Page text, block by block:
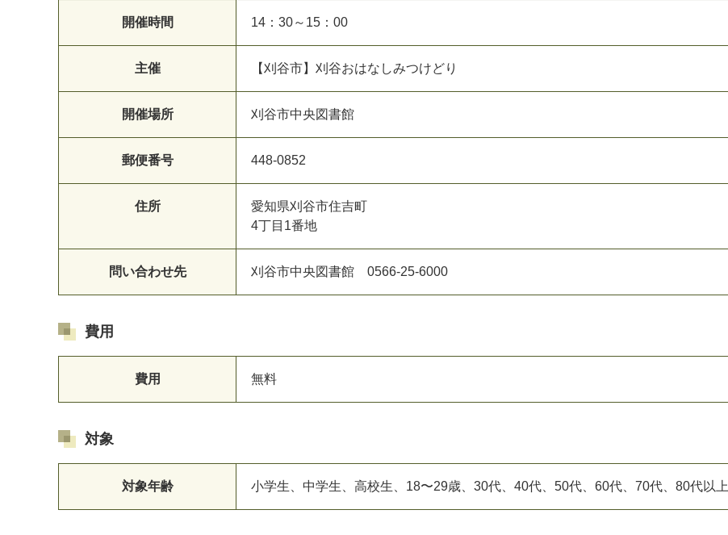
開催時間 14：30～15：00
主催 【刈谷市】刈谷おはなしみつけどり
開催場所 刈谷市中央図書館
郵便番号 448-0852
住所
愛知県刈谷市住吉町
4丁目1番地
問い合わせ先 刈谷市中央図書館 0566-25-6000
費用
費用 無料
対象
対象年齢 小学生、中学生、高校生、18〜29歳、30代、40代、50代、60代、70代、80代以上